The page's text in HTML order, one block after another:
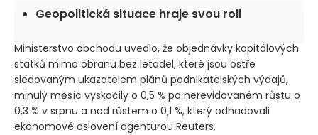
Geopolitická situace hraje svou roli
Ministerstvo obchodu uvedlo, že objednávky kapitálových
statků mimo obranu bez letadel, které jsou ostře
sledovaným ukazatelem plánů podnikatelských výdajů,
minulý měsíc vyskočily o 0,5 % po nerevidovaném růstu o
0,3 % v srpnu a nad růstem o 0,1 %, který odhadovali
ekonomové oslovení agenturou Reuters.